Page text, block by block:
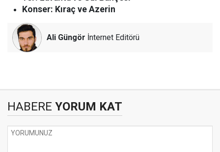
Konser: Kıraç ve Azerin
Ali Güngör İnternet Editörü
HABERE YORUM KAT